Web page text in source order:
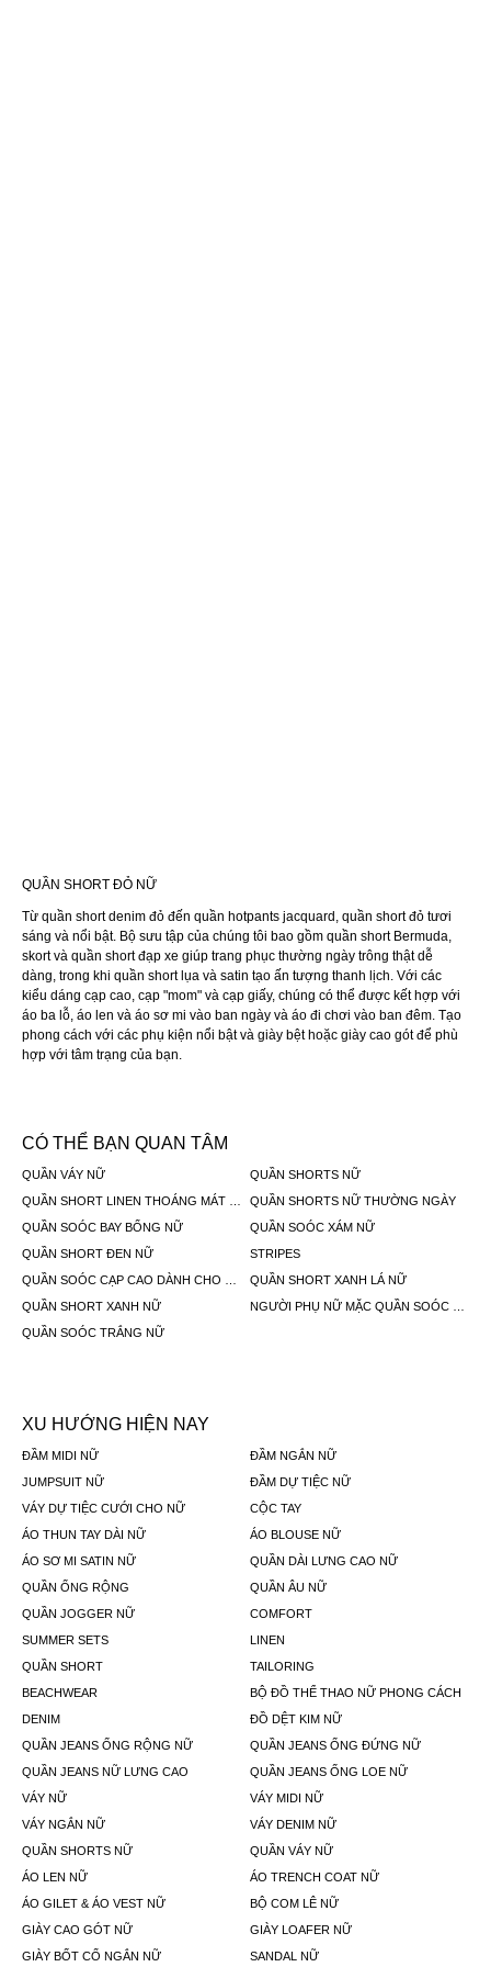
QUẦN SHORT ĐỎ NỮ
Từ quần short denim đỏ đến quần hotpants jacquard, quần short đỏ tươi
sáng và nổi bật. Bộ sưu tập của chúng tôi bao gồm quần short Bermuda,
skort và quần short đạp xe giúp trang phục thường ngày trông thật dễ
dàng, trong khi quần short lụa và satin tạo ấn tượng thanh lịch. Với các
kiểu dáng cạp cao, cạp "mom" và cạp giấy, chúng có thể được kết hợp với
áo ba lỗ, áo len và áo sơ mi vào ban ngày và áo đi chơi vào ban đêm. Tạo
phong cách với các phụ kiện nổi bật và giày bệt hoặc giày cao gót để phù
hợp với tâm trạng của bạn.
CÓ THỂ BẠN QUAN TÂM
QUẦN VÁY NỮ
QUẦN SHORTS NỮ
QUẦN SHORTS NỮ THƯỜNG NGÀY
QUẦN SOÓC BAY BỔNG NỮ
QUẦN SOÓC XÁM NỮ
QUẦN SHORT ĐEN NỮ
STRIPES
QUẦN SHORT XANH LÁ NỮ
QUẦN SHORT XANH NỮ
QUẦN SOÓC TRẮNG NỮ
XU HƯỚNG HIỆN NAY
ĐẦM MIDI NỮ
ĐẦM NGẮN NỮ
JUMPSUIT NỮ
ĐẦM DỰ TIỆC NỮ
VÁY DỰ TIỆC CƯỚI CHO NỮ
CỘC TAY
ÁO THUN TAY DÀI NỮ
ÁO BLOUSE NỮ
ÁO SƠ MI SATIN NỮ
QUẦN DÀI LƯNG CAO NỮ
QUẦN ỐNG RỘNG
QUẦN ÂU NỮ
QUẦN JOGGER NỮ
COMFORT
SUMMER SETS
LINEN
QUẦN SHORT
TAILORING
BEACHWEAR
BỘ ĐỒ THỂ THAO NỮ PHONG CÁCH
DENIM
ĐỒ DỆT KIM NỮ
QUẦN JEANS ỐNG RỘNG NỮ
QUẦN JEANS ỐNG ĐỨNG NỮ
QUẦN JEANS NỮ LƯNG CAO
QUẦN JEANS ỐNG LOE NỮ
VÁY NỮ
VÁY MIDI NỮ
VÁY NGẮN NỮ
VÁY DENIM NỮ
QUẦN SHORTS NỮ
QUẦN VÁY NỮ
ÁO LEN NỮ
ÁO TRENCH COAT NỮ
ÁO GILET & ÁO VEST NỮ
BỘ COM LÊ NỮ
GIÀY CAO GÓT NỮ
GIÀY LOAFER NỮ
GIÀY BỐT CỔ NGẮN NỮ
SANDAL NỮ